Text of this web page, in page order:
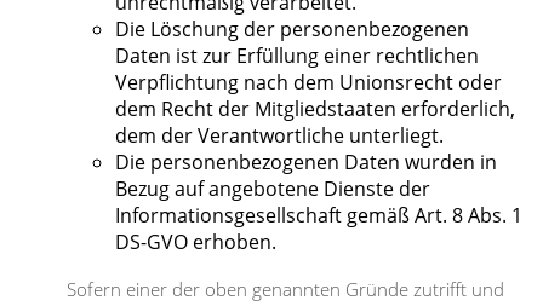
Die Löschung der personenbezogenen
Daten ist zur Erfüllung einer rechtlichen
Verpflichtung nach dem Unionsrecht oder
dem Recht der Mitgliedstaaten erforderlich,
dem der Verantwortliche unterliegt.
Die personenbezogenen Daten wurden in
Bezug auf angebotene Dienste der
Informationsgesellschaft gemäß Art. 8 Abs. 1
DS-GVO erhoben.
Sofern einer der oben genannten Gründe zutrifft und